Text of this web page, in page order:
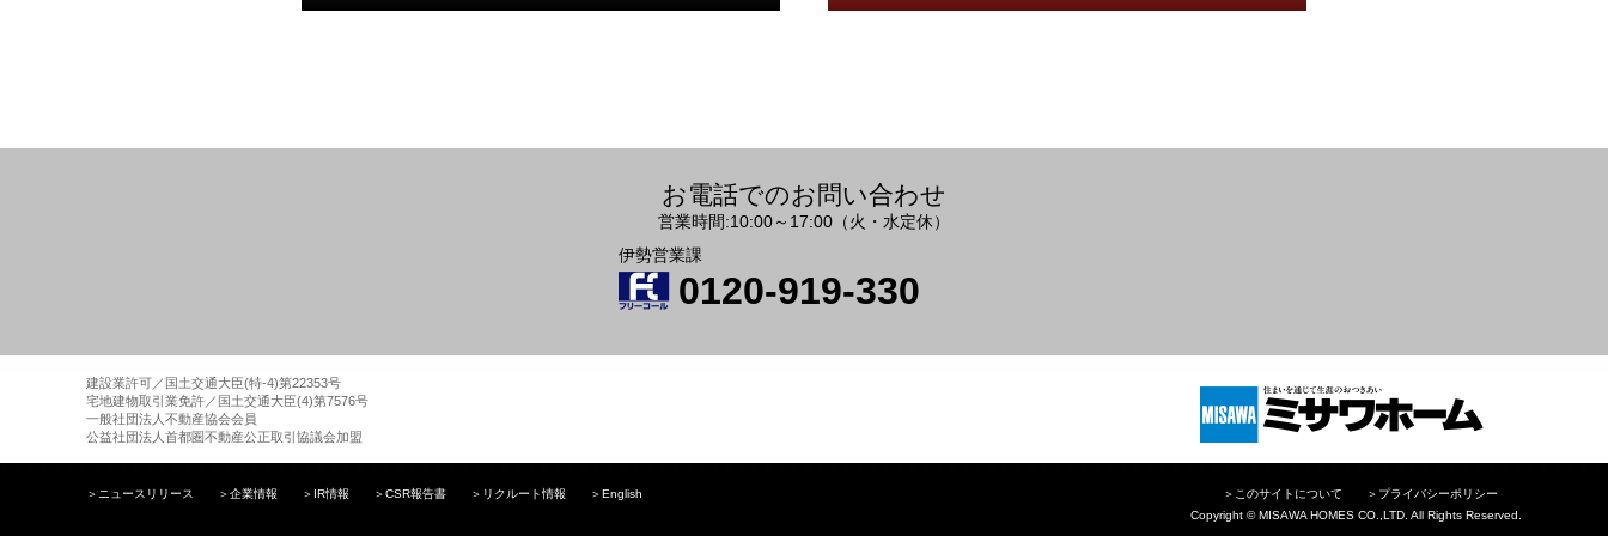
お電話でのお問い合わせ
営業時間:10:00～17:00（火・水定休）
伊勢営業課
0120-919-330
建設業許可／国土交通大臣(特-4)第22353号
宅地建物取引業免許／国土交通大臣(4)第7576号
一般社団法人不動産協会会員
公益社団法人首都圏不動産公正取引協議会加盟
＞ ニュースリリース ＞企業情報 ＞ IR情報 ＞CSR報告書 ＞ リクルート情報 ＞English ＞ このサイトについて ＞ プライバシーポリシー
Copyright © MISAWA HOMES CO.,LTD. All Rights Reserved.